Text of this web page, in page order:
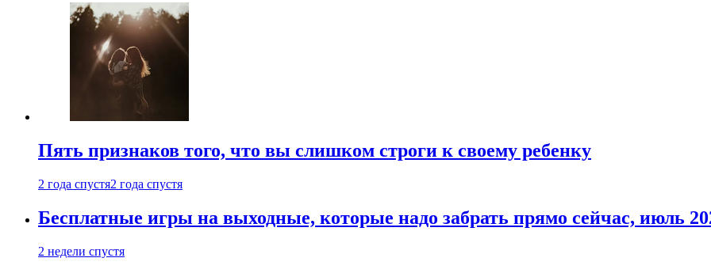
Пять признаков того, что вы слишком строги к своему ребенку
2 года спустя2 года спустя
Бесплатные игры на выходные, которые надо забрать прямо сейчас, июль
2 недели спустя